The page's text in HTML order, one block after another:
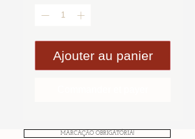
Ajouter au panier
MARCAÇÃO OBRIGATÓRIA!